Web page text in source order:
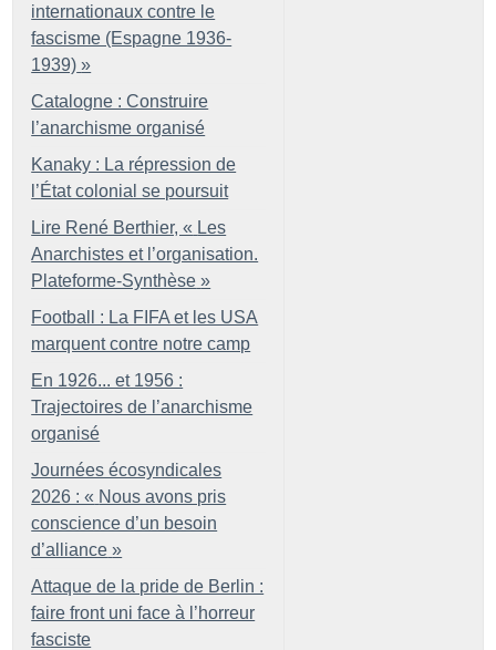
internationaux contre le
fascisme (Espagne 1936-
1939) »
Catalogne : Construire
l’anarchisme organisé
Kanaky : La répression de
l’État colonial se poursuit
Lire René Berthier, « Les
Anarchistes et l’organisation.
Plateforme-Synthèse »
Football : La FIFA et les USA
marquent contre notre camp
En 1926... et 1956 :
Trajectoires de l’anarchisme
organisé
Journées écosyndicales
2026 : « Nous avons pris
conscience d’un besoin
d’alliance »
Attaque de la pride de Berlin :
faire front uni face à l’horreur
fasciste